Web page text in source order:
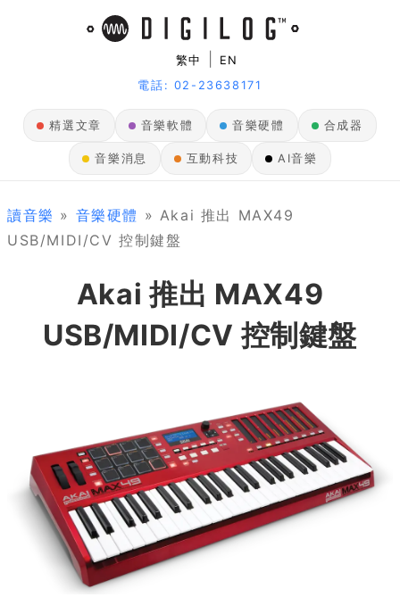
繁中
EN
電話: 02-23638171
精選文章 音樂軟體 音樂硬體 合成器
音樂消息 互動科技 AI音樂
讀音樂 » 音樂硬體 » Akai 推出 MAX49
USB/MIDI/CV 控制鍵盤
Akai 推出 MAX49
USB/MIDI/CV 控制鍵盤